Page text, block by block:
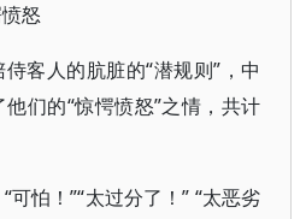
怒
客人的肮脏的“潜规则”，中
们的“惊愕愤怒”之情，共计
怕！”“太过分了！” “太恶劣